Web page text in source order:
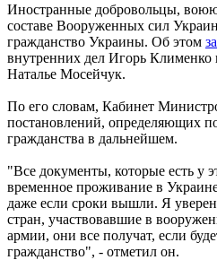
Иностранные добровольцы,
составе Вооруженных сил
гражданство Украины. Об этом
внутренних дел Игорь Клименко
Наталье Мосейчук.
По его словам, Кабинет
постановлений, определяющих
гражданства в дальнейшем.
"Все документы, которые есть у
временное проживание в
даже если сроки вышли. Я
стран, участвовавшие в
армии, они все получат, если
гражданство", - отметил он.